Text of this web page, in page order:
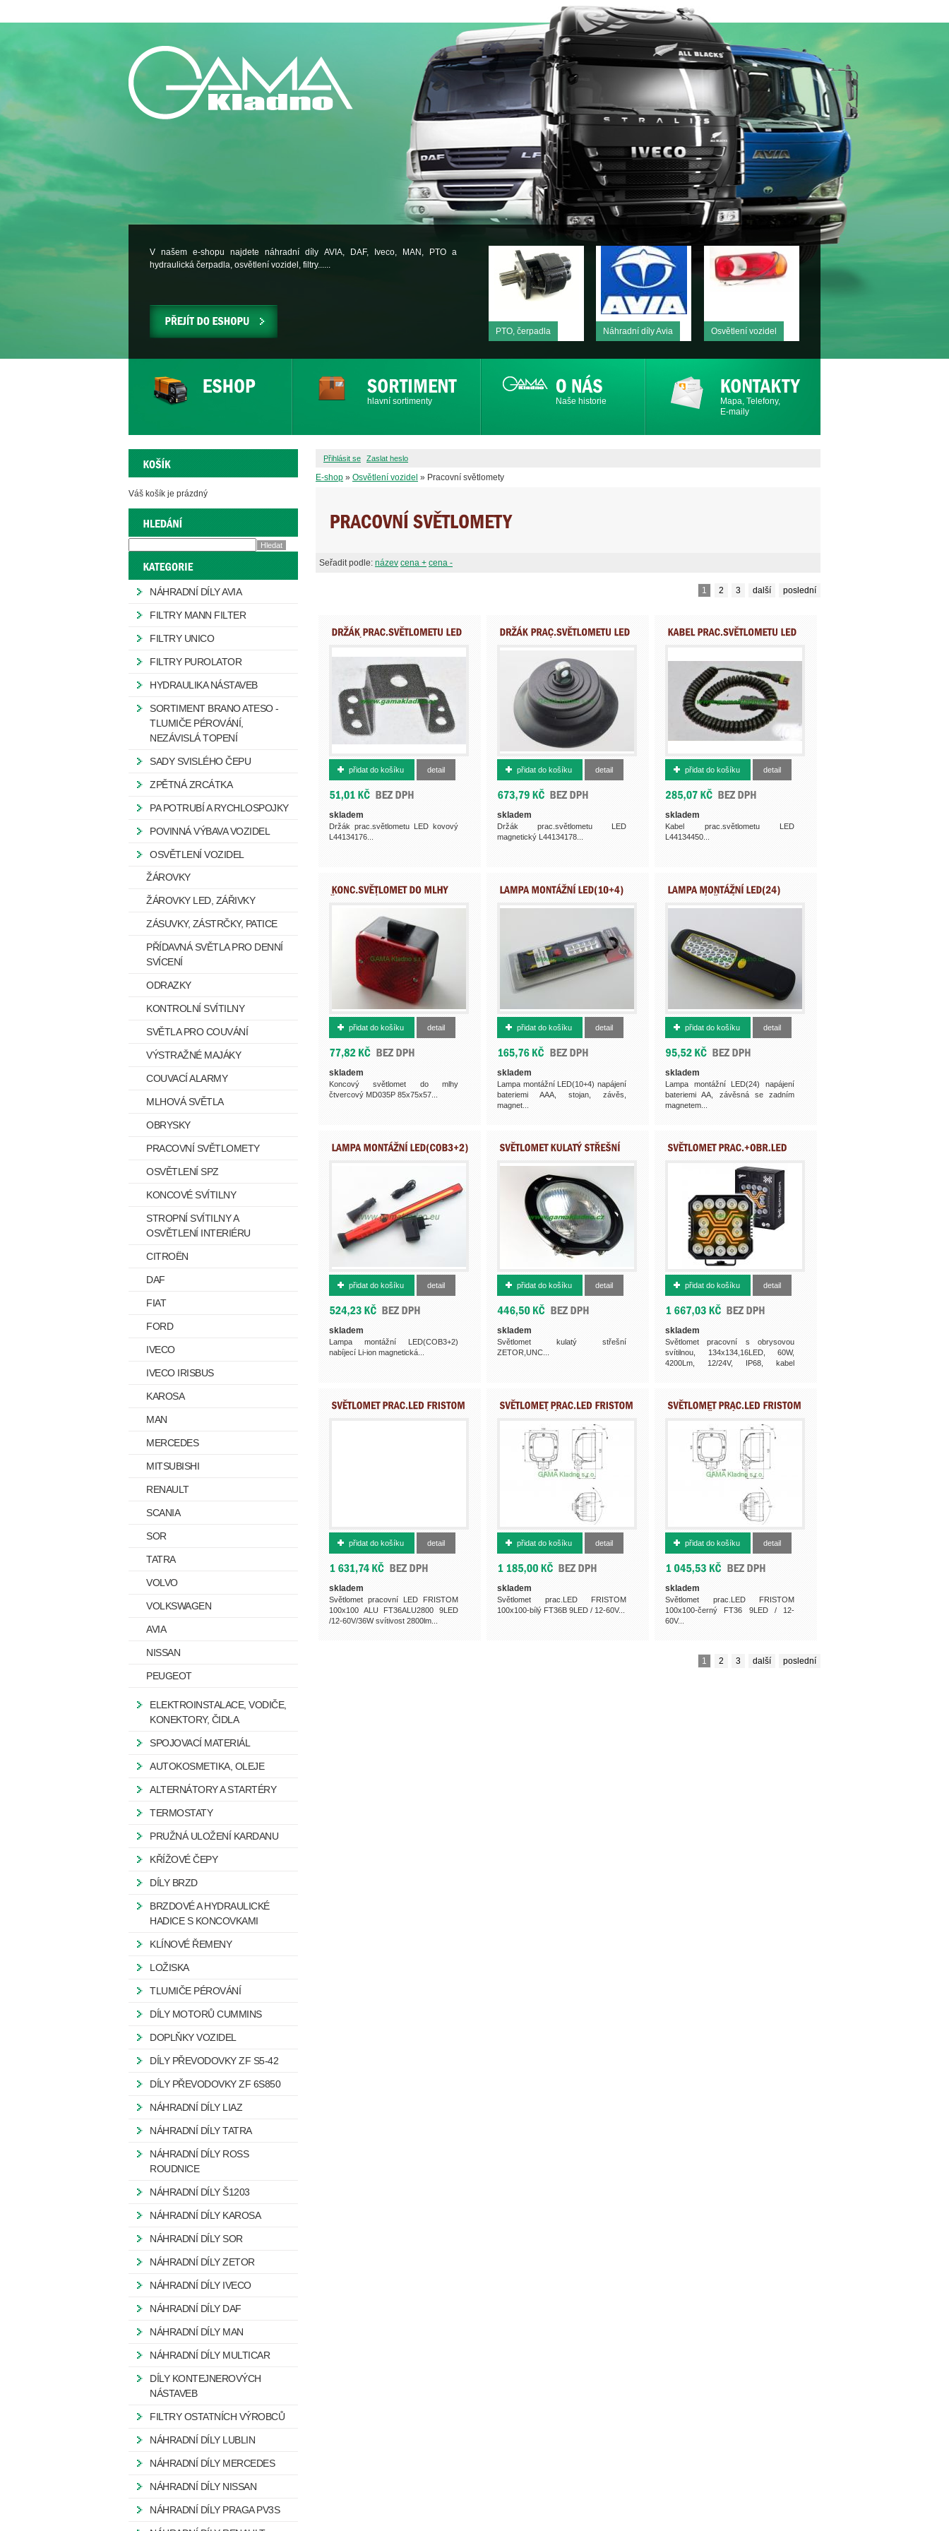
V našem e-shopu najdete náhradní díly AVIA, DAF, Iveco, MAN, PTO a
hydraulická čerpadla, osvětlení vozidel, filtry......
PTO, čerpadla Náhradní díly Avia Osvětlení vozidel
hlavní sortimenty Naše historie
Mapa, Telefony,
E-maily
Přihlásit se Zaslat heslo
E-shop » Osvětlení vozidel » Pracovní světlomety
Seřadit podle: název cena + cena -
1 2 3 další poslední
500010647
přidat do košíku detail
skladem
Držák prac.světlometu LED kovový
L44134176...
500010646
přidat do košíku detail
skladem
Držák prac.světlometu LED
magnetický L44134178...
500010645
přidat do košíku detail
skladem
Kabel prac.světlometu LED
L44134450...
500015032
přidat do košíku detail
skladem
Koncový světlomet do mlhy
čtvercový MD035P 85x75x57...
500014076
přidat do košíku detail
skladem
Lampa montážní LED(10+4) napájení
bateriemi AAA, stojan, závěs,
magnet...
500014075
přidat do košíku detail
skladem
Lampa montážní LED(24) napájení
bateriemi AA, závěsná se zadním
magnetem...
500016370
přidat do košíku detail
skladem
Lampa montážní LED(COB3+2)
nabíjecí Li-ion magnetická...
940025N
přidat do košíku detail
skladem
Světlomet kulatý střešní
ZETOR,UNC...
500016824
přidat do košíku detail
skladem
Světlomet pracovní s obrysovou
svítilnou, 134x134,16LED, 60W,
4200Lm, 12/24V, IP68, kabel
500015936
přidat do košíku detail
skladem
Světlomet pracovní LED FRISTOM
100x100 ALU FT36ALU2800 9LED
/12-60V/36W svítivost 2800lm...
500011670
přidat do košíku detail
skladem
Světlomet prac.LED FRISTOM
100x100-bílý FT36B 9LED / 12-60V...
500011669
přidat do košíku detail
skladem
Světlomet prac.LED FRISTOM
100x100-černý FT36 9LED / 12-
60V...
1 2 3 další poslední
Váš košík je prázdný
NÁHRADNÍ DÍLY AVIA
FILTRY MANN FILTER
FILTRY UNICO
FILTRY PUROLATOR
HYDRAULIKA NÁSTAVEB
SORTIMENT BRANO ATESO -
TLUMIČE PÉROVÁNÍ,
NEZÁVISLÁ TOPENÍ
SADY SVISLÉHO ČEPU
ZPĚTNÁ ZRCÁTKA
PA POTRUBÍ A RYCHLOSPOJKY
POVINNÁ VÝBAVA VOZIDEL
OSVĚTLENÍ VOZIDEL
ŽÁROVKY
ŽÁROVKY LED, ZÁŘIVKY
ZÁSUVKY, ZÁSTRČKY, PATICE
PŘÍDAVNÁ SVĚTLA PRO DENNÍ
SVÍCENÍ
ODRAZKY
KONTROLNÍ SVÍTILNY
SVĚTLA PRO COUVÁNÍ
VÝSTRAŽNÉ MAJÁKY
COUVACÍ ALARMY
MLHOVÁ SVĚTLA
OBRYSKY
PRACOVNÍ SVĚTLOMETY
OSVĚTLENÍ SPZ
KONCOVÉ SVÍTILNY
STROPNÍ SVÍTILNY A
OSVĚTLENÍ INTERIÉRU
CITROËN
DAF
FIAT
FORD
IVECO
IVECO IRISBUS
KAROSA
MAN
MERCEDES
MITSUBISHI
RENAULT
SCANIA
SOR
TATRA
VOLVO
VOLKSWAGEN
AVIA
NISSAN
PEUGEOT
ELEKTROINSTALACE, VODIČE,
KONEKTORY, ČIDLA
SPOJOVACÍ MATERIÁL
AUTOKOSMETIKA, OLEJE
ALTERNÁTORY A STARTÉRY
TERMOSTATY
PRUŽNÁ ULOŽENÍ KARDANU
KŘÍŽOVÉ ČEPY
DÍLY BRZD
BRZDOVÉ A HYDRAULICKÉ
HADICE S KONCOVKAMI
KLÍNOVÉ ŘEMENY
LOŽISKA
TLUMIČE PÉROVÁNÍ
DÍLY MOTORŮ CUMMINS
DOPLŇKY VOZIDEL
DÍLY PŘEVODOVKY ZF S5-42
DÍLY PŘEVODOVKY ZF 6S850
NÁHRADNÍ DÍLY LIAZ
NÁHRADNÍ DÍLY TATRA
NÁHRADNÍ DÍLY ROSS
ROUDNICE
NÁHRADNÍ DÍLY Š1203
NÁHRADNÍ DÍLY KAROSA
NÁHRADNÍ DÍLY SOR
NÁHRADNÍ DÍLY ZETOR
NÁHRADNÍ DÍLY IVECO
NÁHRADNÍ DÍLY DAF
NÁHRADNÍ DÍLY MAN
NÁHRADNÍ DÍLY MULTICAR
DÍLY KONTEJNEROVÝCH
NÁSTAVEB
FILTRY OSTATNÍCH VÝROBCŮ
NÁHRADNÍ DÍLY LUBLIN
NÁHRADNÍ DÍLY MERCEDES
NÁHRADNÍ DÍLY NISSAN
NÁHRADNÍ DÍLY PRAGA PV3S